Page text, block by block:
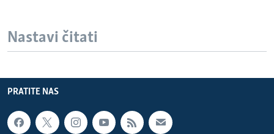
Nastavi čitati
PRATITE NAS